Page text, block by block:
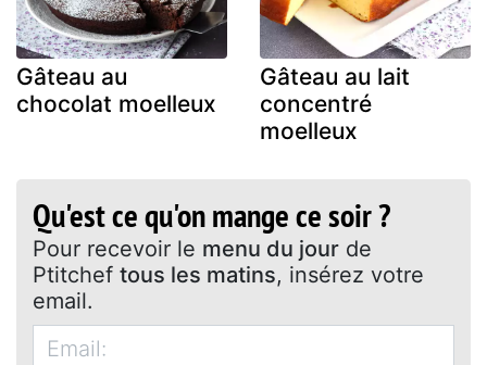
Gâteau au
chocolat moelleux
Gâteau au lait
concentré
moelleux
Qu'est ce qu'on mange ce soir ?
Pour recevoir le menu du jour de
Ptitchef tous les matins, insérez votre
email.